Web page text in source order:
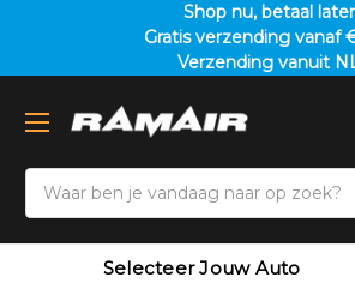
Shop nu, betaal later
Gratis verzending vanaf
Verzending vanuit
Selecteer Jouw Auto